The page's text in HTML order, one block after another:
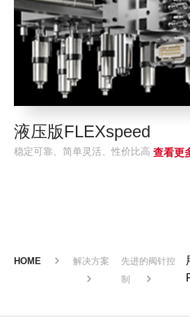
液压版FLEXspeed
稳定可靠、简单灵活、性价比高 查看更
HOME 解决方案
先进的阀针控
制